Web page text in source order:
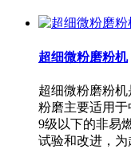
超细微粉磨粉机
超细微粉磨粉
粉磨主要适用
9级以下的非易
试验和改进，